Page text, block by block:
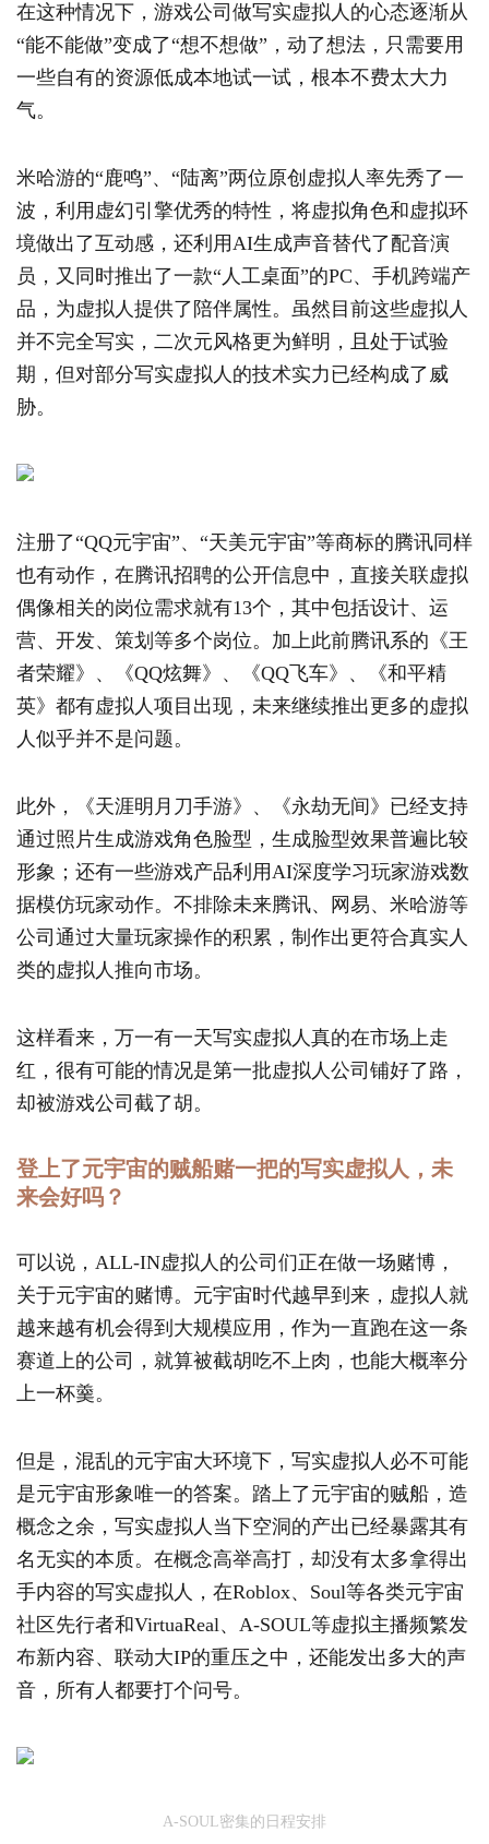
在这种情况下，游戏公司做写实虚拟人的心态逐渐从
“能不能做”变成了“想不想做”，动了想法，只需要用
一些自有的资源低成本地试一试，根本不费太大力
气。
米哈游的“鹿鸣”、“陆离”两位原创虚拟人率先秀了一
波，利用虚幻引擎优秀的特性，将虚拟角色和虚拟环
境做出了互动感，还利用AI生成声音替代了配音演
员，又同时推出了一款“人工桌面”的PC、手机跨端产
品，为虚拟人提供了陪伴属性。虽然目前这些虚拟人
并不完全写实，二次元风格更为鲜明，且处于试验
期，但对部分写实虚拟人的技术实力已经构成了威
胁。
注册了“QQ元宇宙”、“天美元宇宙”等商标的腾讯同样
也有动作，在腾讯招聘的公开信息中，直接关联虚拟
偶像相关的岗位需求就有13个，其中包括设计、运
营、开发、策划等多个岗位。加上此前腾讯系的《王
者荣耀》、《QQ炫舞》、《QQ飞车》、《和平精
英》都有虚拟人项目出现，未来继续推出更多的虚拟
人似乎并不是问题。
此外，《天涯明月刀手游》、《永劫无间》已经支持
通过照片生成游戏角色脸型，生成脸型效果普遍比较
形象；还有一些游戏产品利用AI深度学习玩家游戏数
据模仿玩家动作。不排除未来腾讯、网易、米哈游等
公司通过大量玩家操作的积累，制作出更符合真实人
类的虚拟人推向市场。
这样看来，万一有一天写实虚拟人真的在市场上走
红，很有可能的情况是第一批虚拟人公司铺好了路，
却被游戏公司截了胡。
登上了元宇宙的贼船赌一把的写实虚拟人，未
来会好吗？
可以说，ALL-IN虚拟人的公司们正在做一场赌博，
关于元宇宙的赌博。元宇宙时代越早到来，虚拟人就
越来越有机会得到大规模应用，作为一直跑在这一条
赛道上的公司，就算被截胡吃不上肉，也能大概率分
上一杯羹。
但是，混乱的元宇宙大环境下，写实虚拟人必不可能
是元宇宙形象唯一的答案。踏上了元宇宙的贼船，造
概念之余，写实虚拟人当下空洞的产出已经暴露其有
名无实的本质。在概念高举高打，却没有太多拿得出
手内容的写实虚拟人，在Roblox、Soul等各类元宇宙
社区先行者和VirtuaReal、A-SOUL等虚拟主播频繁发
布新内容、联动大IP的重压之中，还能发出多大的声
音，所有人都要打个问号。
A-SOUL密集的日程安排